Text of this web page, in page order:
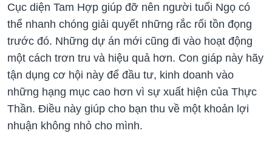
Cục diện Tam Hợp giúp đỡ nên người tuổi Ngọ có
thể nhanh chóng giải quyết những rắc rối tồn đọng
trước đó. Những dự án mới cũng đi vào hoạt động
một cách trơn tru và hiệu quả hơn. Con giáp này hãy
tận dụng cơ hội này để đầu tư, kinh doanh vào
những hạng mục cao hơn vì sự xuất hiện của Thực
Thần. Điều này giúp cho bạn thu về một khoản lợi
nhuận không nhỏ cho mình.